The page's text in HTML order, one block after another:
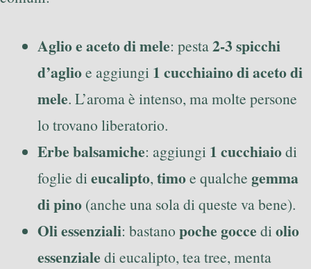
Aglio e aceto di mele: pesta2-3 spicchi
d’aglioe aggiungi 1 cucchiaino di aceto di
mele. L’aroma è intenso, ma molte persone
lo trovano liberatorio.
Erbe balsamiche: aggiungi 1 cucchiaiodi
foglie dieucalipto, timoe qualche gemma
di pino (anche una sola di queste va bene).
Oli essenziali: bastano poche gocce diolio
essenziale di eucalipto, tea tree, menta